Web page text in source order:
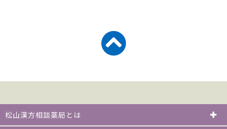
松山漢方相談薬局とは